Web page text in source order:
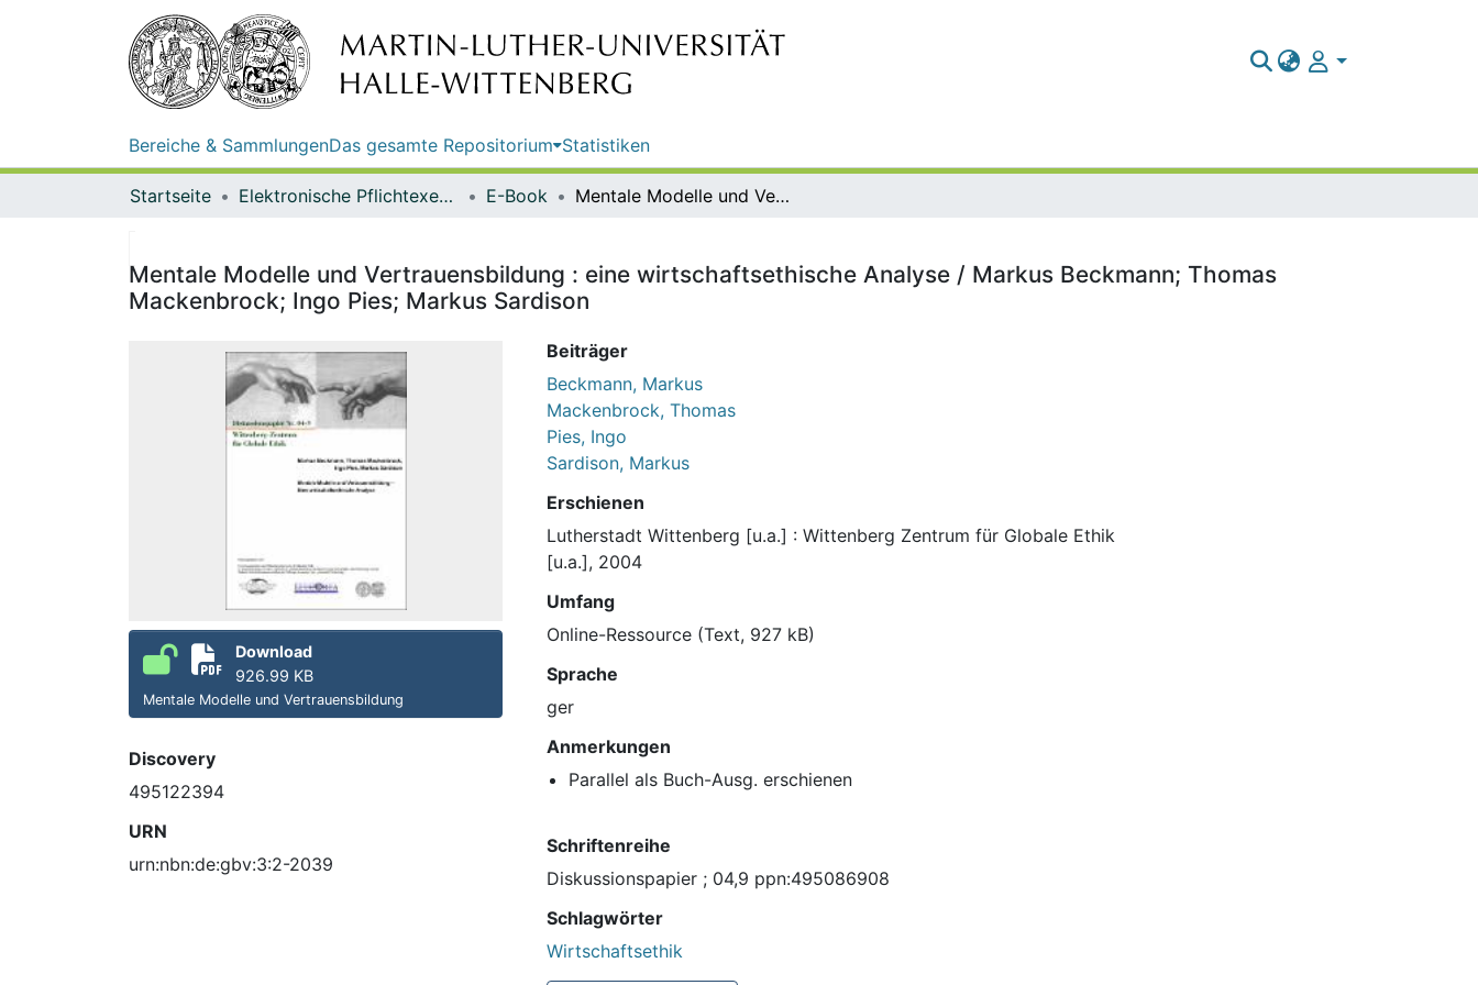
Bereiche & SammlungenDas gesamte Repositorium Statistiken
Startseite Elektronische Pflichtexemplare E-Book Mentale Modelle und Vertrauensbildung : eine wirtschaftsethische Analyse / Markus Beckmann; Thomas Mackenbrock; Ingo Pies; Markus Sardison
Mentale Modelle und Vertrauensbildung : eine wirtschaftsethische Analyse / Markus Beckmann; Thomas
Mackenbrock; Ingo Pies; Markus Sardison
Download
926.99 KB
Mentale Modelle und Vertrauensbildung
Discovery
495122394
URN
urn:nbn:de:gbv:3:2-2039
Beiträger
Beckmann, Markus
Mackenbrock, Thomas
Pies, Ingo
Sardison, Markus
Erschienen
Lutherstadt Wittenberg [u.a.] : Wittenberg Zentrum für Globale Ethik
[u.a.], 2004
Umfang
Online-Ressource (Text, 927 kB)
Sprache
ger
Anmerkungen
Parallel als Buch-Ausg. erschienen
Schriftenreihe
Diskussionspapier ; 04,9 ppn:495086908
Schlagwörter
Wirtschaftsethik